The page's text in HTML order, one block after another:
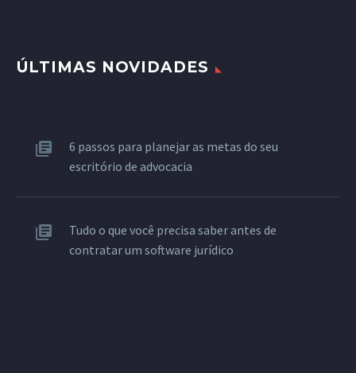
ÚLTIMAS NOVIDADES
6 passos para planejar as metas do seu
escritório de advocacia
Tudo o que você precisa saber antes de
contratar um software jurídico